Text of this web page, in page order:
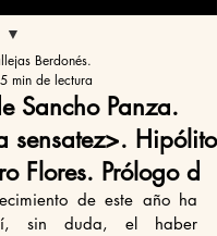
Sancho Panza.
sensatez>. Hipólito
Flores. Prólogo d
Berdonés.
min de lectura
de este año ha
sin duda, el haber